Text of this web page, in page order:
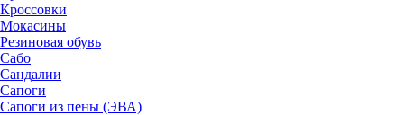
Кроссовки
Мокасины
Резиновая обувь
Сабо
Сандалии
Сапоги
Сапоги из пены (ЭВА)